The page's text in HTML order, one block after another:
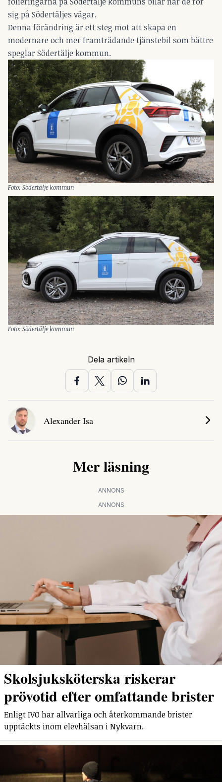
sig på Södertäljes vägar.
Denna förändring är ett steg mot att skapa en
modernare och mer framträdande tjänstebil som bättre
speglar Södertälje kommun.
Foto: Södertälje kommun
Foto: Södertälje kommun
Dela artikeln
Alexander Isa
Mer läsning
ANNONS
ANNONS
Skolsjuksköterska riskerar
prövotid efter omfattande brister
Enligt IVO har allvarliga och återkommande brister
upptäckts inom elevhälsan i Nykvarn.